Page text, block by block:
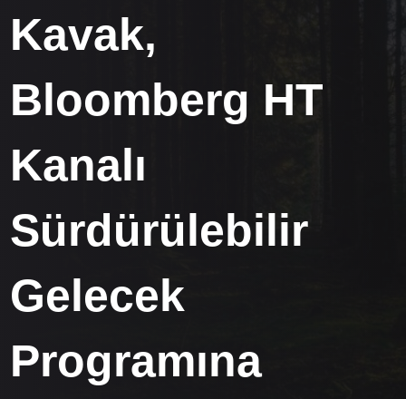
Kavak,
Bloomberg HT
Kanalı
Sürdürülebilir
Gelecek
Programına